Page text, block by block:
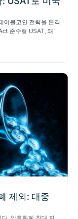
이블코인 전략을 본격
준수형 USAT, 왜
제외: 대중